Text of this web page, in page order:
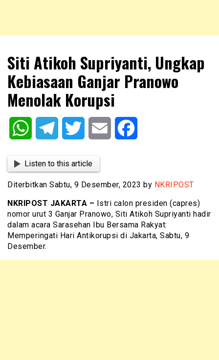
NKRIPOST
Siti Atikoh Supriyanti, Ungkap
Kebiasaan Ganjar Pranowo
Menolak Korupsi
WhatsAppTelegram Twitter Email
Listen to this article
Diterbitkan Sabtu, 9 Desember, 2023 by NKRIPOST
NKRIPOST JAKARTA – Istri calon presiden (capres)
nomor urut 3 Ganjar Pranowo, Siti Atikoh Supriyanti hadir
dalam acara Sarasehan Ibu Bersama Rakyat:
Memperingati Hari Antikorupsi di Jakarta, Sabtu, 9
Desember.